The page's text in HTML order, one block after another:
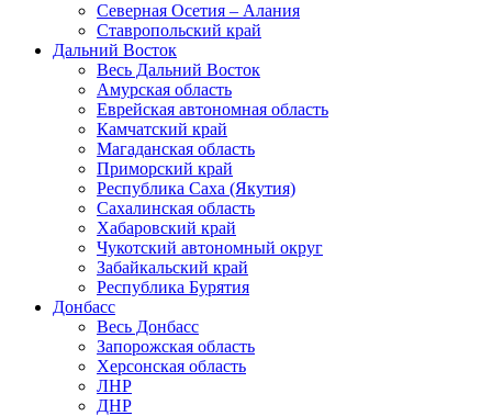
Северная Осетия – Алания
Ставропольский край
Дальний Восток
Весь Дальний Восток
Амурская область
Еврейская автономная область
Камчатский край
Магаданская область
Приморский край
Республика Саха (Якутия)
Сахалинская область
Хабаровский край
Чукотский автономный округ
Забайкальский край
Республика Бурятия
Донбасс
Весь Донбасс
Запорожская область
Херсонская область
ЛНР
ДНР